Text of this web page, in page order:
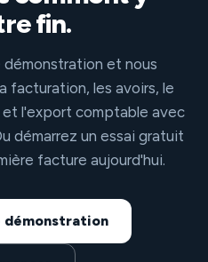
fin.
démonstration et nous
facturation, les avoirs, le
l'export comptable avec
démarrez un essai gratuit
facture aujourd'hui.
démonstration